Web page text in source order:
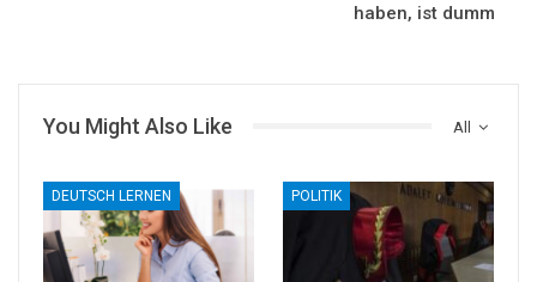
haben, ist dumm
All
You Might Also Like
DEUTSCH LERNEN POLITIK